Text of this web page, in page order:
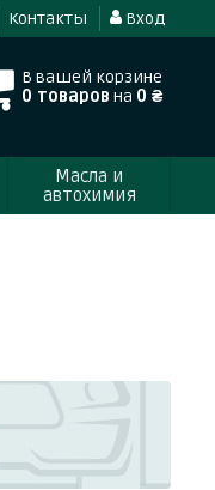
Контакты Вход
В вашей корзине
0 товаров на 0 ₴
Масла и
автохимия